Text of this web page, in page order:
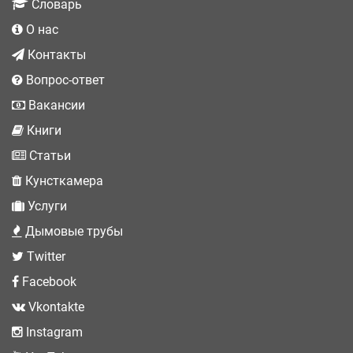
Словарь
О нас
Контакты
Вопрос-ответ
Вакансии
Книги
Статьи
Кунсткамера
Услуги
Дымовые трубы
Twitter
Facebook
Vkontakte
Instagram